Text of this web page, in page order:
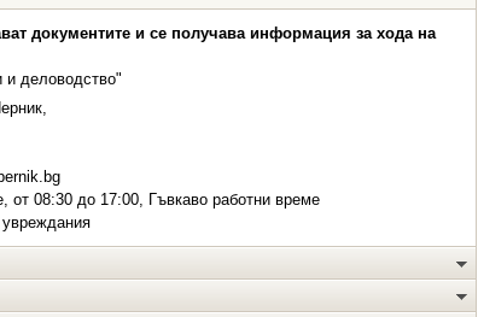
документите и се получава информация за хода на
и деловодство"
от 08:30 до 17:00, Гъвкаво работни време
увреждания